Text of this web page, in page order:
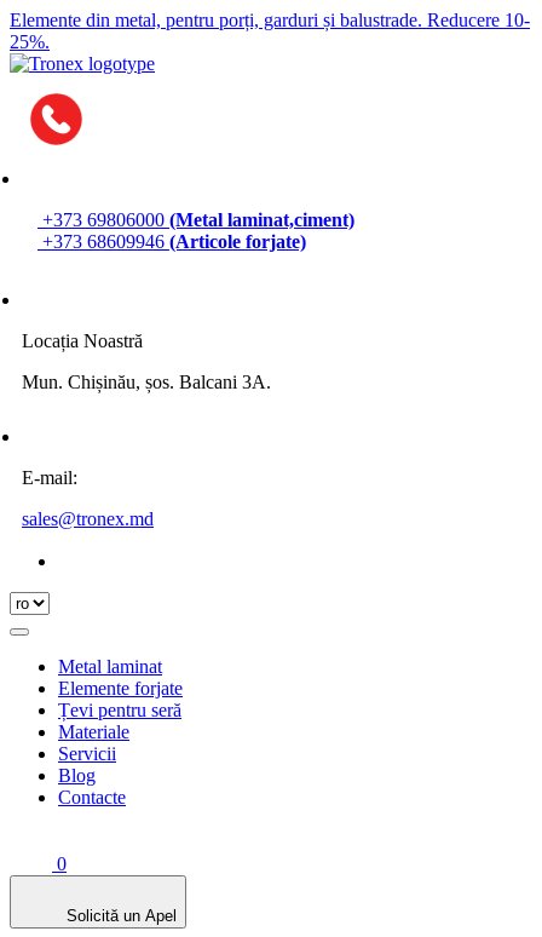
Elemente din metal, pentru porți, garduri și balustrade. Reducere 10-
25%.
+373 69806000 (Metal laminat,ciment)
+373 68609946 (Articole forjate)
Locația Noastră
Mun. Chișinău, șos. Balcani 3A.
E-mail:
sales@tronex.md
Metal laminat
Elemente forjate
Țevi pentru seră
Materiale
Servicii
Blog
Contacte
0
Solicită un Apel